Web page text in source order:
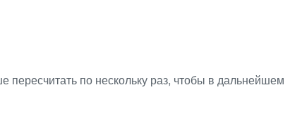
по нескольку раз, чтобы в дальнейшем